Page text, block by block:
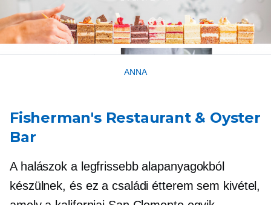
ANNA
Fisherman's Restaurant & Oyster
Bar
A halászok a legfrissebb alapanyagokból
készülnek, és ez a családi étterem sem kivétel,